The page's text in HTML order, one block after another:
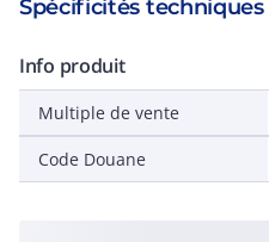
Spécificités techniques
Info produit
Multiple de vente
Code Douane